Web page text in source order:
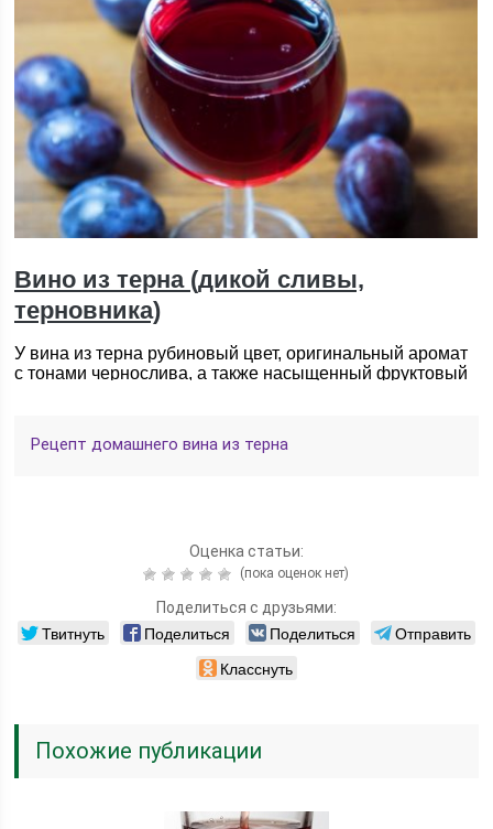
Рецепт домашнего вина из терна
Оценка статьи:
(пока оценок нет)
Поделиться с друзьями:
Твитнуть Поделиться Поделиться
Отправить
Класснуть
Похожие публикации